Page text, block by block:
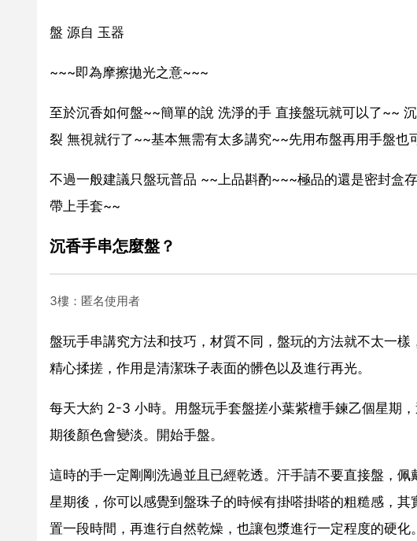
盤 源自 玉器
~~~即為摩擦拋光之意~~~
至於沉香如何盤~~簡單的說 洗淨的手 直接盤玩就可以了~~
裂 無視就行了~~基本無需有太多講究~~先用布盤再用手盤
不過一般建議只盤玩普品 ~~上品斟酌~~~極品的還是密封盒
帶上手套~~
沉香手串怎麼盤？
3樓：匿名使用者
盤玩手串講究方法和技巧，材質不同，盤玩的方法就不太一
精心揉搓，作用是清潔珠子表面的髒色以及進行再光。
每天大約 2-3 小時。用盤玩手套盤搓小葉紫檀手鍊乙個星期
期後顏色會變淡。開始手盤。
這時的手一定剛剛洗過並且已經乾透。汗手請不要直接盤，
星期後，你可以感覺到盤珠子的時候有掛嗒掛嗒的粗糙感，
置一段時間，再進行自然乾燥，也讓包漿進行一定程度的硬化。